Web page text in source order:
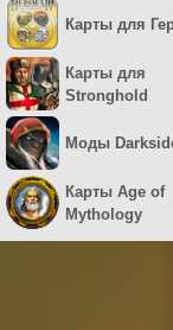
Карты для
Карты для
Stronghold
Моды
Карты Age of
Mythology